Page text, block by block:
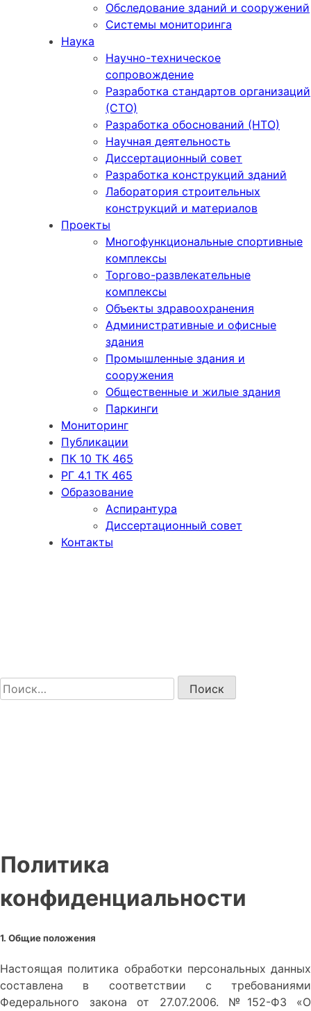
Обследование зданий и сооружений
Системы мониторинга
Наука
Научно-техническое
сопровождение
Разработка стандартов организаций
(СТО)
Разработка обоснований (НТО)
Научная деятельность
Диссертационный совет
Разработка конструкций зданий
Лаборатория строительных
конструкций и материалов
Проекты
Многофункциональные спортивные
комплексы
Торгово-развлекательные
комплексы
Объекты здравоохранения
Административные и офисные
здания
Промышленные здания и
сооружения
Общественные и жилые здания
Паркинги
Мониторинг
Публикации
ПК 10 ТК 465
РГ 4.1 ТК 465
Образование
Аспирантура
Диссертационный совет
Контакты
Найти:
Политика
конфиденциальности
1. Общие положения
Настоящая политика обработки персональных данных
составлена в соответствии с требованиями
Федерального закона от 27.07.2006. №152-ФЗ «О